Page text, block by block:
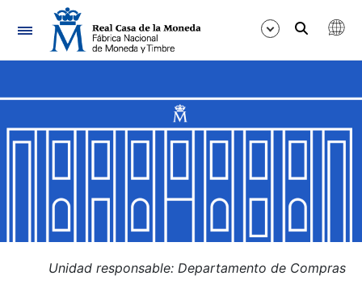
Navegación
Mostrar/Ocultar
Mostrar/Ocultar
Mostrar/Ocultar
Unidad responsable: Departamento de Compras